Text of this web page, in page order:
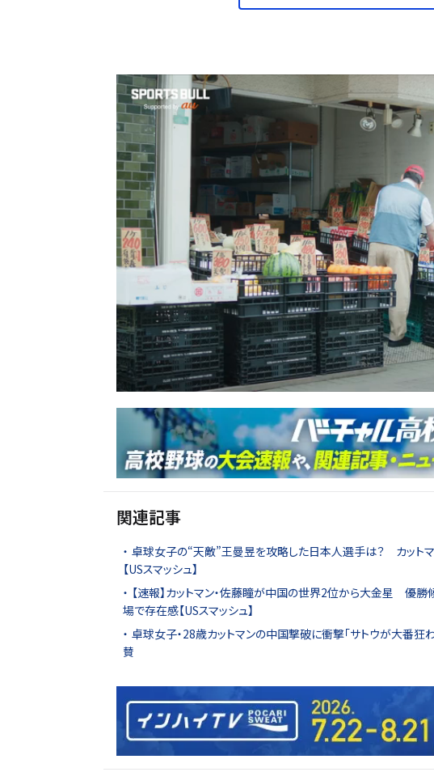
関連記事
卓球女子の“天敵”王曼昱を攻略した日本人選手は？ カット
【USスマッシュ】
【速報】カットマン・佐藤瞳が中国の世界2位から大金星 優
場で存在感【USスマッシュ】
卓球女子・28歳カットマンの中国撃破に衝撃「サトウが大番
賛